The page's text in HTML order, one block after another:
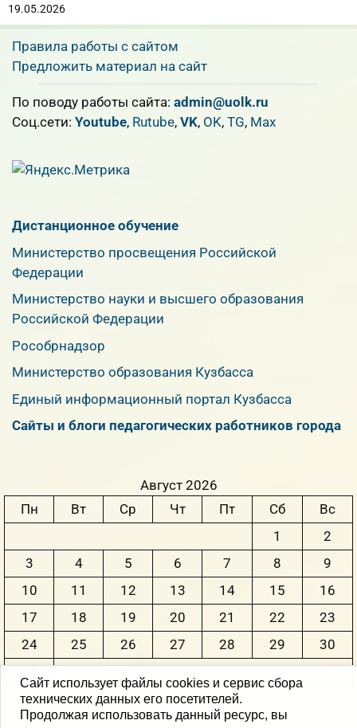
19.05.2026
Правила работы с сайтом
Предложить материал на сайт
По поводу работы сайта: admin@uolk.ru
Cоц.сети: Youtube, Rutube, VK, OK, TG, Max
Дистанционное обучение
Министерство просвещения Российской
Федерации
Министерство науки и высшего образования
Российской Федерации
Рособрнадзор
Министерство образования Кузбасса
Единый информационный портал Кузбасса
Сайты и блоги педагогических работников города
Август 2026
Пн
Вт Ср Чт Пт Сб
Вс
1
2
3
4 5 6 7 8
9
10
11 12 13 14 15
16
17
18 19 20 21 22
23
24
25 26 27 28 29
30
« Июн
Сайт использует файлы cookies и сервис сбора
технических данных его посетителей.
Продолжая использовать данный ресурс, вы